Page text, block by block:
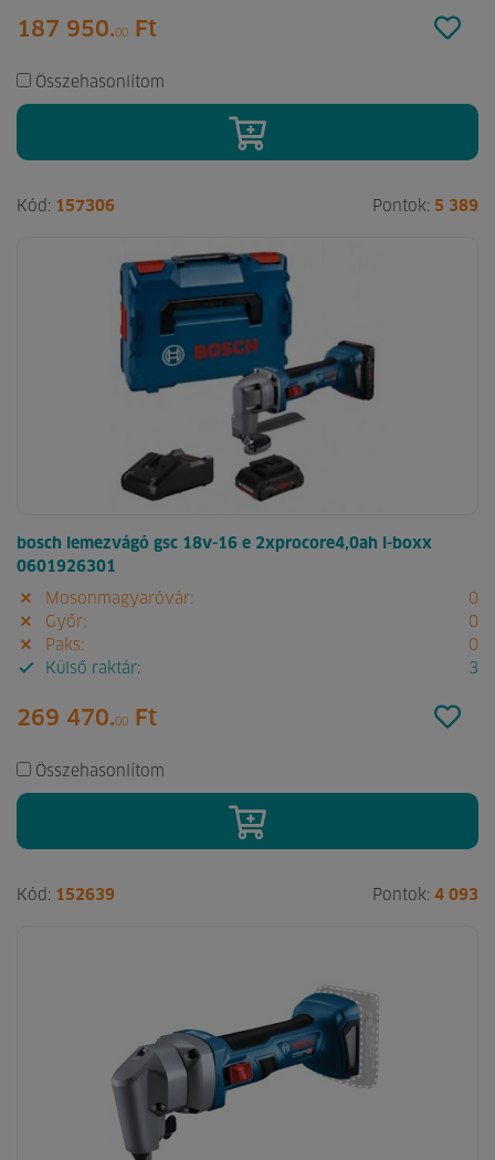
187 950.00 Ft
Összehasonlítom
Kód: 157306 Pontok: 5 389
bosch lemezvágó gsc 18v-16 e 2xprocore4,0ah l-boxx
0601926301
Mosonmagyaróvár:
0
Győr:
0
Paks:
0
Külső raktár:
3
269 470.00 Ft
Összehasonlítom
Kód: 152639 Pontok: 4 093